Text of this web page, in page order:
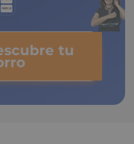
tu